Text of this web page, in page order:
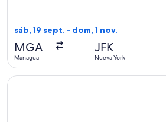
sáb, 19 sept. - dom, 1 nov.
MGA
Managua
JFK
Nueva York
Seleccionar vuelo de Aeromexico,